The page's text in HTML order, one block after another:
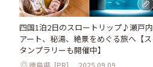
四国1泊2日のスロートリップ♪瀬戸内
アート、秘湯、絶景をめぐる旅へ【ス
タンプラリーも開催中】